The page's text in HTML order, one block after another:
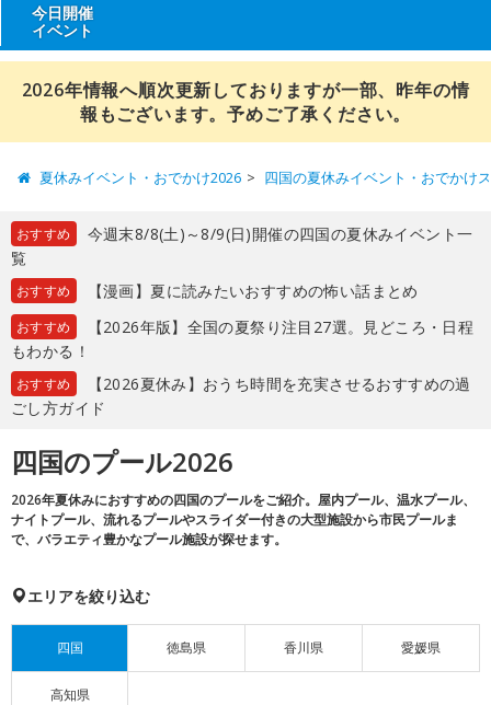
今日開催
イベント
2026年情報へ順次更新しておりますが一部、昨年の情
報もございます。予めご了承ください。
夏休みイベント・おでかけ2026 四国の夏休みイベント・おでかけ
おすすめ
今週末8/8(土)～8/9(日)開催の四国の夏休みイベント一
覧
おすすめ 【漫画】夏に読みたいおすすめの怖い話まとめ
おすすめ
【2026年版】全国の夏祭り注目27選。見どころ・日程
もわかる！
おすすめ
【2026夏休み】おうち時間を充実させるおすすめの過
ごし方ガイド
四国のプール2026
2026年夏休みにおすすめの四国のプールをご紹介。屋内プール、温水プール、
ナイトプール、流れるプールやスライダー付きの大型施設から市民プールま
で、バラエティ豊かなプール施設が探せます。
エリアを絞り込む
四国 徳島県 香川県 愛媛県
高知県